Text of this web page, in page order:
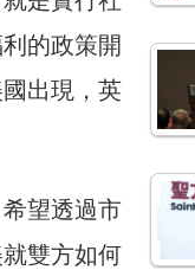
的政策開
出現，英
望透過市
雙方如何